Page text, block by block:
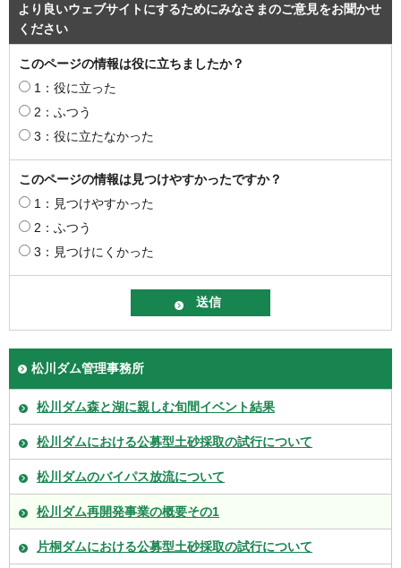
より良いウェブサイトにするためにみなさまのご意見をお聞かせ
ください
このページの情報は役に立ちましたか？
1：役に立った
2：ふつう
3：役に立たなかった
このページの情報は見つけやすかったですか？
1：見つけやすかった
2：ふつう
3：見つけにくかった
松川ダム管理事務所
松川ダム森と湖に親しむ旬間イベント結果
松川ダムにおける公募型土砂採取の試行について
松川ダムのバイパス放流について
松川ダム再開発事業の概要その1
片桐ダムにおける公募型土砂採取の試行について